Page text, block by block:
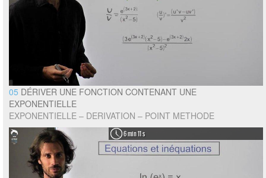
05 DÉRIVER UNE FONCTION CONTENANT UNE
EXPONENTIELLE
EXPONENTIELLE – DERIVATION – POINT METHODE
6 min 11 s